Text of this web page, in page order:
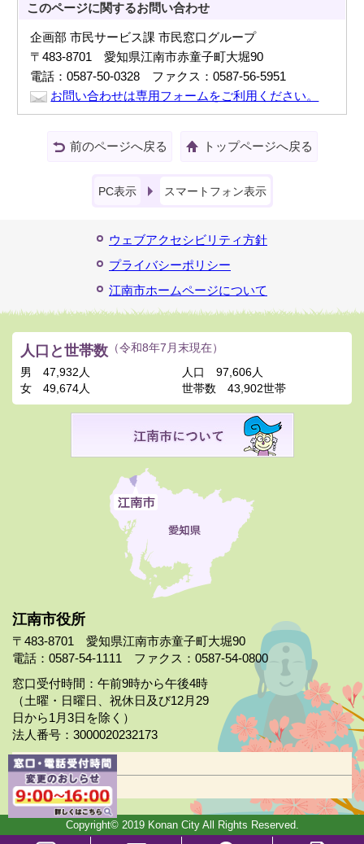
このページに関するお問い合わせ
企画部 市民サービス課 市民窓口グループ
〒483-8701 愛知県江南市赤童子町大堀90
電話：0587-50-0328 ファクス：0587-56-5951
お問い合わせは専用フォームをご利用ください。
前のページへ戻る トップページへ戻る
PC表示 スマートフォン表示
ウェブアクセシビリティ方針
プライバシーポリシー
江南市ホームページについて
江南市役所
〒483-8701 愛知県江南市赤童子町大堀90
電話：0587-54-1111 ファクス：0587-54-0800
窓口受付時間：午前9時から午後4時
（土曜・日曜日、祝休日及び12月29
日から1月3日を除く）
法人番号：3000020232173
市役所案内
日曜市役所
人口と世帯数 （令和8年7月末現在）
男
47,932人
女
49,674人
人口
97,606人
世帯数
43,902世帯
Copyright© 2019 Konan City All Rights Reserved.